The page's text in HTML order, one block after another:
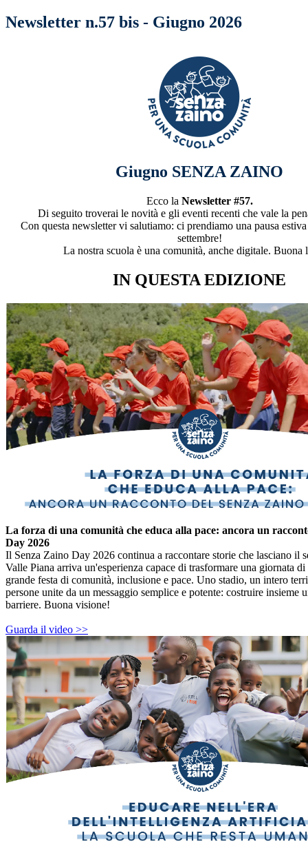
Newsletter n.57 bis - Giugno 2026
Giugno SENZA ZAINO
Ecco la Newsletter #57.
Di seguito troverai le novità e gli eventi recenti che vale la
Con questa newsletter vi salutiamo: ci prendiamo una pausa
settembre!
La nostra scuola è una comunità, anche digitale. Buona
IN QUESTA EDIZIONE
La forza di una comunità che educa alla pace: ancora un
Day 2026
Il Senza Zaino Day 2026 continua a raccontare storie che lasciano il
Valle Piana arriva un'esperienza capace di trasformare una giornata
grande festa di comunità, inclusione e pace. Uno stadio, un intero
persone unite da un messaggio semplice e potente: costruire insieme
barriere. Buona visione!
Guarda il video >>